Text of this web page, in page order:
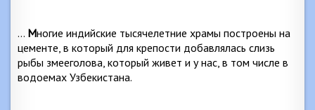
… Многие индийские тысячелетние храмы построены на
цементе, в который для крепости добавлялась слизь
рыбы змееголова, который живет и у нас, в том числе в
водоемах Узбекистана.